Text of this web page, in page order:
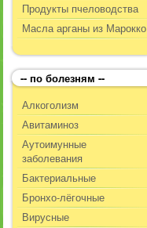
Продукты пчеловодства
Масла арганы из Марокко
-- по болезням --
Алкоголизм
Авитаминоз
Аутоимунные
заболевания
Бактериальные
Бронхо-лёгочные
Вирусные